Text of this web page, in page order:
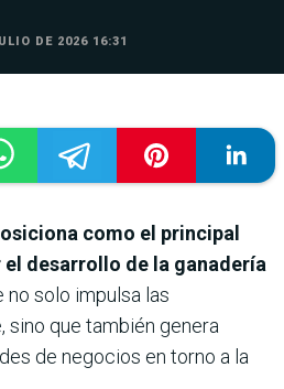
DE 2026 16:31
como el principal
desarrollo de la ganadería
no solo impulsa las
sino que también genera
de negocios en torno a la